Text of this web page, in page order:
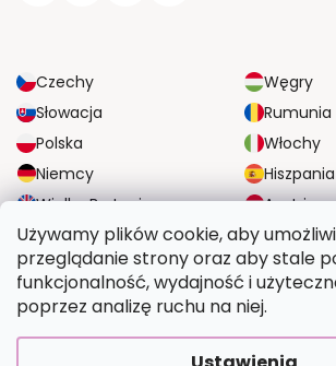
Używamy plików cookie, aby
przeglądanie strony oraz aby stale
funkcjonalność, wydajność i
poprzez analizę ruchu na niej.
Czechy
Węgry
Słowacja
Rumunia
Polska
Włochy
Niemcy
Hiszpania
Wielka Brytania
Austria
NIEZAWODNE OPCJE DOSTAWY
BEZPIECZNE OPCJE PŁATNOŚCI